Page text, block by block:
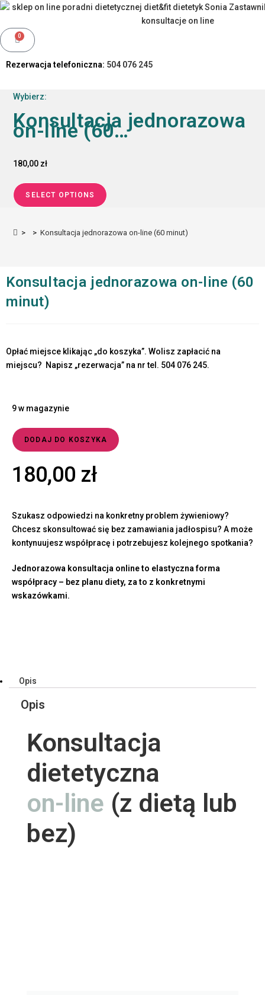
0
Rezerwacja telefoniczna: 504 076 245
Wybierz:
Konsultacja jednorazowa
on-line (60…
180,00 zł
SELECT OPTIONS
> > Konsultacja jednorazowa on-line (60 minut)
Konsultacja jednorazowa on-line (60
minut)
Opłać miejsce klikając „do koszyka”. Wolisz zapłacić na
miejscu? Napisz „rezerwacja” na nr tel. 504 076 245.
9 w magazynie
DODAJ DO KOSZYKA
180,00 zł
Szukasz odpowiedzi na konkretny problem żywieniowy?
Chcesz skonsultować się bez zamawiania jadłospisu? A może
kontynuujesz współpracę i potrzebujesz kolejnego spotkania?
Jednorazowa konsultacja online to elastyczna forma
współpracy – bez planu diety, za to z konkretnymi
wskazówkami.
Opis
Opis
Konsultacja
dietetyczna
on-line (z dietą lub
bez)